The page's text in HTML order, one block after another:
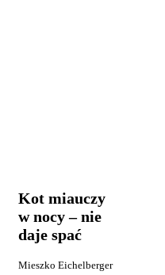
nocy
–
nie
daje
Kot miauczy
w nocy – nie
daje spać
Mieszko Eichelberger